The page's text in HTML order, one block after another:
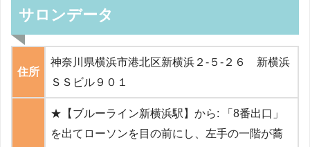
サロンデータ
住所
神奈川県横浜市港北区新横浜２-５-２６ 新横浜
ＳＳビル９０１
★【ブルーライン新横浜駅】から: 「8番出口」
を出てローソンを目の前にし、左手の一階が蕎